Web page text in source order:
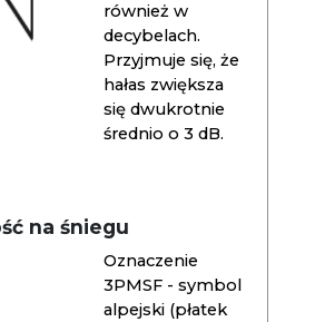
również w
decybelach.
Przyjmuje się, że
hałas zwiększa
się dwukrotnie
średnio o 3 dB.
na śniegu
Oznaczenie
3PMSF - symbol
alpejski (płatek